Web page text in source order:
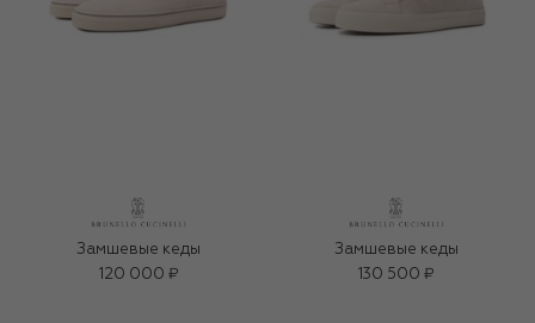
Замшевые кеды
120 000 ₽
Замшевые кеды
130 500 ₽